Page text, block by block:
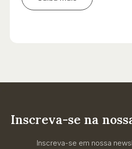
Inscreva-se na
Inscreva-se em nossa